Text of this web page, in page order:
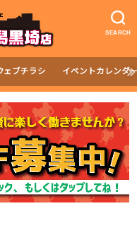
SEARCH
ェブチラシ イベントカレンダ